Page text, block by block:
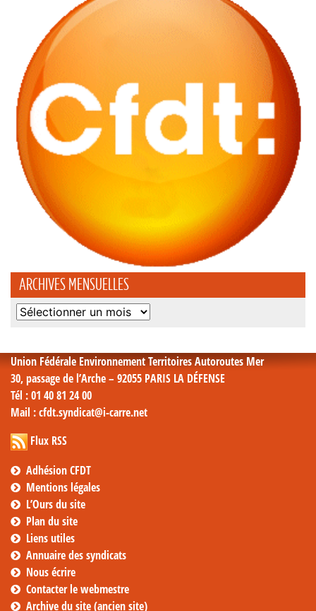
ARCHIVES MENSUELLES
Archives
Union Fédérale Environnement Territoires Autoroutes Mer
30, passage de l’Arche – 92055 PARIS LA DÉFENSE
Tél : 01 40 81 24 00
Mail : cfdt.syndicat@i-carre.net
Flux RSS
Adhésion CFDT
Mentions légales
L’Ours du site
Plan du site
Liens utiles
Annuaire des syndicats
Nous écrire
Contacter le webmestre
Archive du site (ancien site)